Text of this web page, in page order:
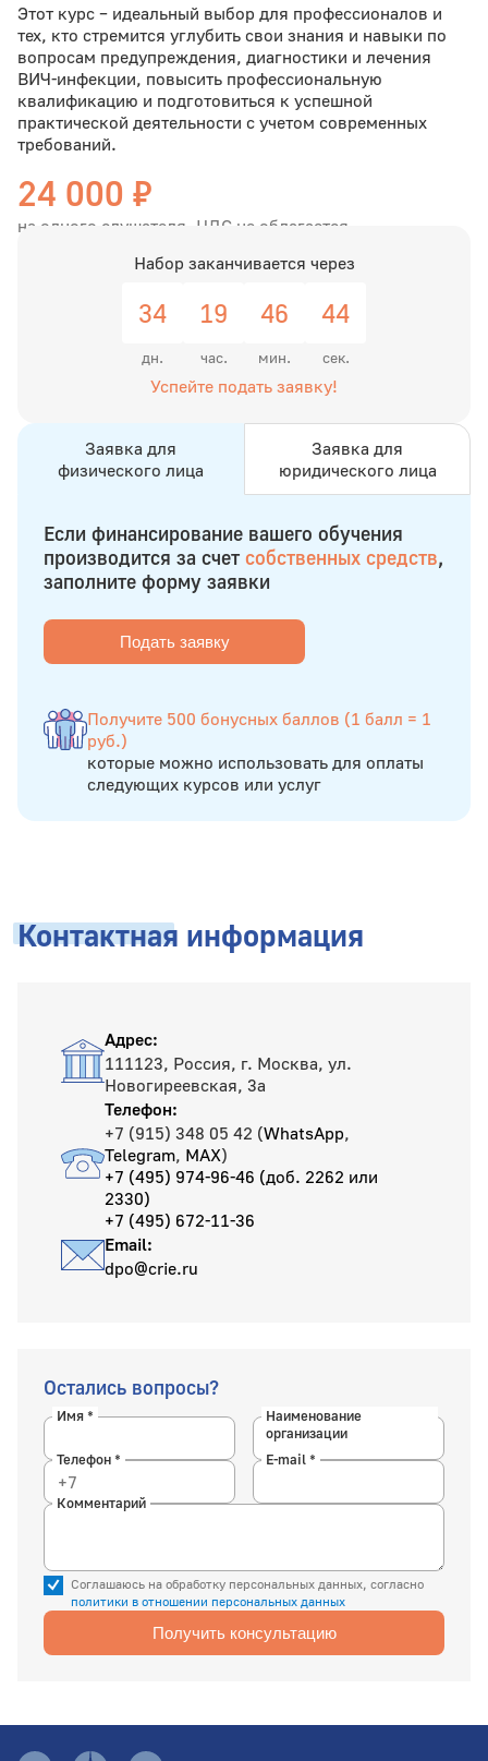
Этот курс – идеальный выбор для профессионалов и
тех, кто стремится углубить свои знания и навыки по
вопросам предупреждения, диагностики и лечения
ВИЧ-инфекции, повысить профессиональную
квалификацию и подготовиться к успешной
практической деятельности с учетом современных
требований.
24 000 ₽
на одного слушателя, НДС не облагается
Набор заканчивается через
34
дн.
19
час.
46
мин.
43
сек.
Успейте подать заявку!
Заявка для
физического лица
Заявка для
юридического лица
Если финансирование вашего обучения
производится за счет собственных средств,
заполните форму заявки
Подать заявку
Получите 500 бонусных баллов (1 балл = 1
руб.)
которые можно использовать для оплаты
следующих курсов или услуг
Контактная информация
Адрес:
111123, Россия, г. Москва, ул.
Новогиреевская, 3а
Телефон:
+7 (915) 348 05 42 (WhatsApp,
Telegram, MAX)
+7 (495) 974-96-46 (доб. 2262 или
2330)
+7 (495) 672-11-36
Email:
dpo@crie.ru
Остались вопросы?
Имя *
Наименование
организации
Телефон *
E-mail *
Комментарий
Соглашаюсь на обработку персональных данных, согласно
политики в отношении персональных данных
Получить консультацию